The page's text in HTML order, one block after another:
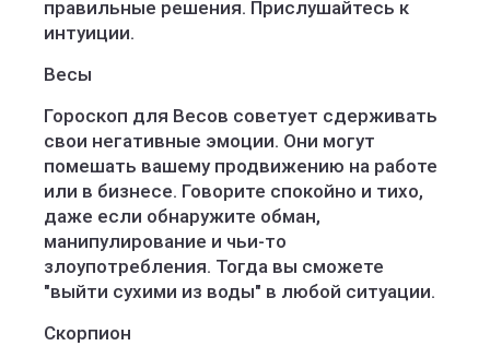
правильные решения. Прислушайтесь к
интуиции.
Весы
Гороскоп для Весов советует сдерживать
свои негативные эмоции. Они могут
помешать вашему продвижению на работе
или в бизнесе. Говорите спокойно и тихо,
даже если обнаружите обман,
манипулирование и чьи-то
злоупотребления. Тогда вы сможете
"выйти сухими из воды" в любой ситуации.
Скорпион